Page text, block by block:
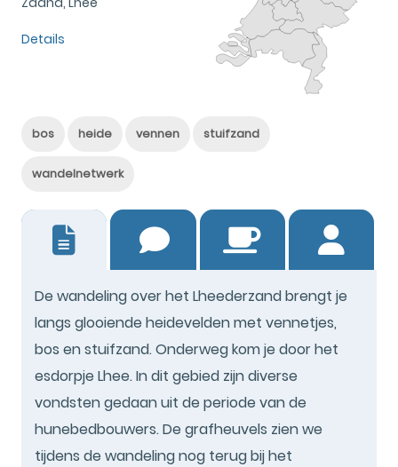
Details
bos heide vennen stuifzand
wandelnetwerk
De wandeling over het Lheederzand brengt je
langs glooiende heidevelden met vennetjes,
bos en stuifzand. Onderweg kom je door het
esdorpje Lhee. In dit gebied zijn diverse
vondsten gedaan uit de periode van de
hunebedbouwers. De grafheuvels zien we
tijdens de wandeling nog terug bij het